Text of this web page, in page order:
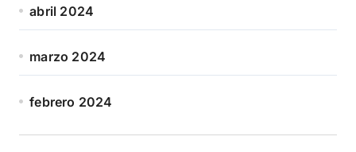
abril 2024
marzo 2024
febrero 2024